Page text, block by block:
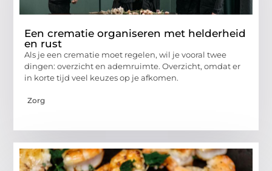
Een crematie organiseren met helderheid
en rust
Als je een crematie moet regelen, wil je vooral twee
dingen: overzicht en ademruimte. Overzicht, omdat er
in korte tijd veel keuzes op je afkomen.
Zorg